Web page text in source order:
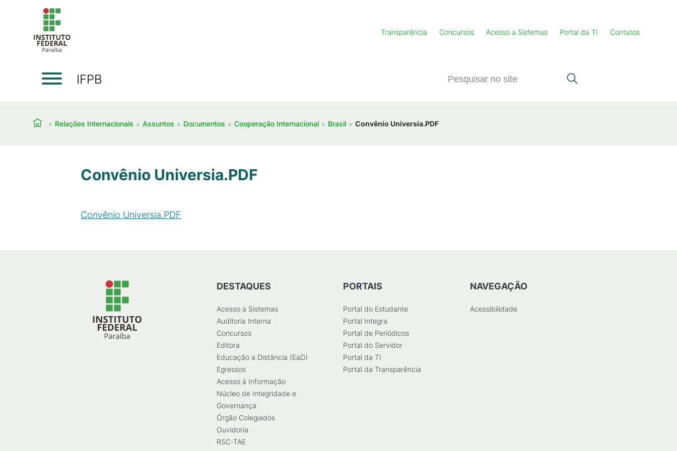
Transparência Concursos Acesso a Sistemas Portal da TI Contatos
IFPB
Relações Internacionais Assuntos Documentos Cooperação Internacional Brasil Convênio Universia.PDF
Convênio Universia.PDF
Convênio Universia.PDF
DESTAQUES
Acesso a Sistemas
Auditoria Interna
Concursos
Editora
Educação a Distância (EaD)
Egressos
Acesso à Informação
Núcleo de Integridade e
Governança
Órgão Colegiados
Ouvidoria
RSC-TAE
PORTAIS
Portal do Estudante
Portal Integra
Portal de Periódicos
Portal do Servidor
Portal da TI
Portal da Transparência
NAVEGAÇÃO
Acessibilidade